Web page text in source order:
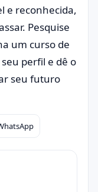
e reconhecida,
Pesquise
um curso de
perfil e dê o
seu futuro